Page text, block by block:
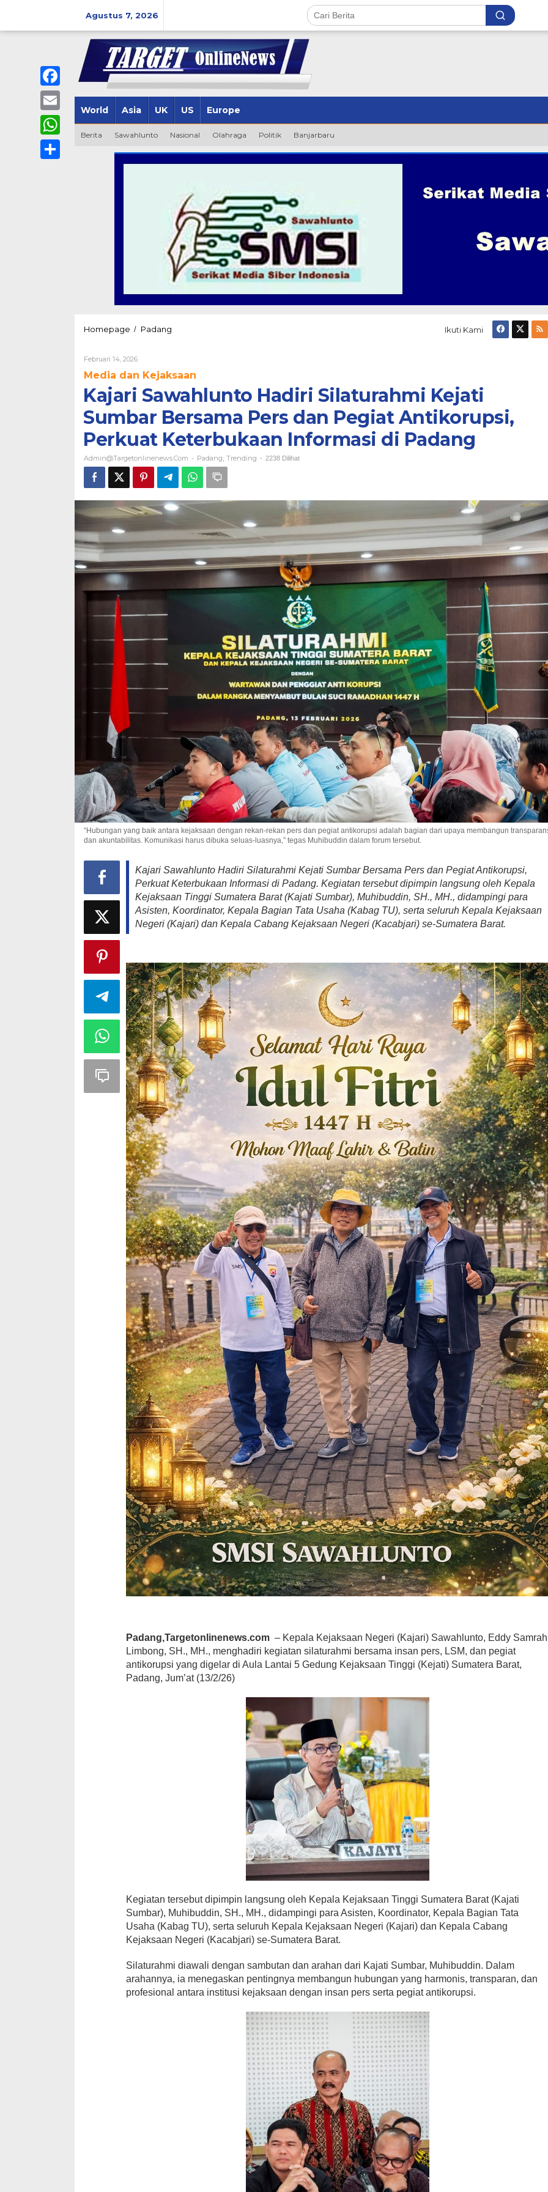
Agustus 7, 2026
World Asia UK US Europe
Berita Sawahlunto Nasional Olahraga Politik Banjarbaru
Homepage / Padang
Kejati
Bersama
dan
Antikorupsi,
Keterbukaan
Informasi
di
Ikuti Kami
Februari 14, 2026Oleh
Media dan Kejaksaan
Kajari Sawahlunto Hadiri Silaturahmi Kejati
Sumbar Bersama Pers dan Pegiat Antikorupsi,
Perkuat Keterbukaan Informasi di Padang
Admin@targetonlinenews.com - Padang Trending - 2238 Dilihat
“Hubungan yang baik antara kejaksaan dengan rekan-rekan pers dan pegiat antikorupsi adalah bagian dari upaya membangun
dan akuntabilitas. Komunikasi harus dibuka seluas-luasnya,” tegas Muhibuddin dalam forum tersebut.
Kajari Sawahlunto Hadiri Silaturahmi Kejati Sumbar Bersama Pers dan Pegiat Antikorupsi,
Perkuat Keterbukaan Informasi di Padang. Kegiatan tersebut dipimpin langsung oleh Kepala
Kejaksaan Tinggi Sumatera Barat (Kajati Sumbar), Muhibuddin, SH., MH., didampingi para
Asisten, Koordinator, Kepala Bagian Tata Usaha (Kabag TU), serta seluruh Kepala Kejaksaan
Negeri (Kajari) dan Kepala Cabang Kejaksaan Negeri (Kacabjari) se-Sumatera Barat.
Padang,Targetonlinenews.com – Kepala Kejaksaan Negeri (Kajari) Sawahlunto, Eddy Samrah
Limbong, SH., MH., menghadiri kegiatan silaturahmi bersama insan pers, LSM, dan pegiat
antikorupsi yang digelar di Aula Lantai 5 Gedung Kejaksaan Tinggi (Kejati) Sumatera Barat,
Padang, Jum’at (13/2/26)
Kegiatan tersebut dipimpin langsung oleh Kepala Kejaksaan Tinggi Sumatera Barat (Kajati
Sumbar), Muhibuddin, SH., MH., didampingi para Asisten, Koordinator, Kepala Bagian Tata
Usaha (Kabag TU), serta seluruh Kepala Kejaksaan Negeri (Kajari) dan Kepala Cabang
Kejaksaan Negeri (Kacabjari) se-Sumatera Barat.
Silaturahmi diawali dengan sambutan dan arahan dari Kajati Sumbar, Muhibuddin. Dalam
arahannya, ia menegaskan pentingnya membangun hubungan yang harmonis, transparan, dan
profesional antara institusi kejaksaan dengan insan pers serta pegiat antikorupsi.
Facebook
Email
WhatsApp